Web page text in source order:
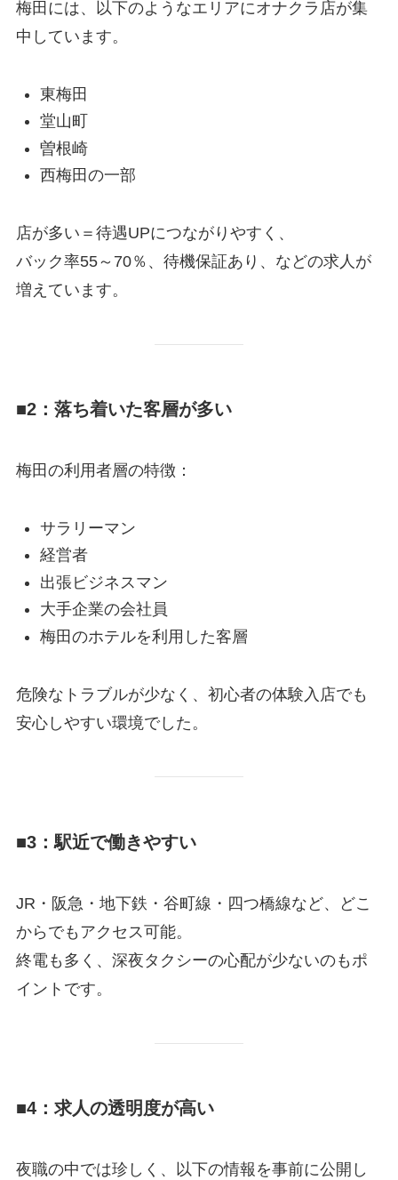
梅田には、以下のようなエリアにオナクラ店が集
中しています。
東梅田
堂山町
曽根崎
西梅田の一部
店が多い＝待遇UPにつながりやすく、
バック率55～70％、待機保証あり、などの求人が
増えています。
■2：落ち着いた客層が多い
梅田の利用者層の特徴：
サラリーマン
経営者
出張ビジネスマン
大手企業の会社員
梅田のホテルを利用した客層
危険なトラブルが少なく、初心者の体験入店でも
安心しやすい環境でした。
■3：駅近で働きやすい
JR・阪急・地下鉄・谷町線・四つ橋線など、どこ
からでもアクセス可能。
終電も多く、深夜タクシーの心配が少ないのもポ
イントです。
■4：求人の透明度が高い
夜職の中では珍しく、以下の情報を事前に公開し